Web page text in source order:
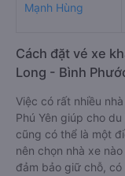
Mạnh Hùng
Cách đặt vé xe
Long - Bình
Việc có rất nhiều
Phú Yên giúp cho
cũng có thể là một
nên chọn nhà xe
đảm bảo giữ chỗ,